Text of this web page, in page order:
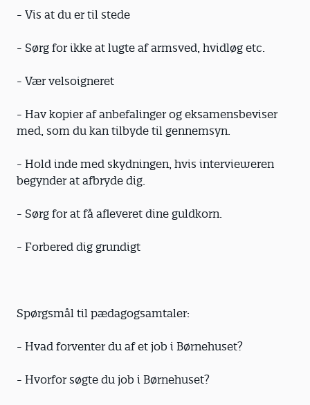
- Vis at du er til stede
- Sørg for ikke at lugte af armsved, hvidløg etc.
- Vær velsoigneret
- Hav kopier af anbefalinger og eksamensbeviser
med, som du kan tilbyde til gennemsyn.
- Hold inde med skydningen, hvis intervieweren
begynder at afbryde dig.
- Sørg for at få afleveret dine guldkorn.
- Forbered dig grundigt
Spørgsmål til pædagogsamtaler:
- Hvad forventer du af et job i Børnehuset?
- Hvorfor søgte du job i Børnehuset?